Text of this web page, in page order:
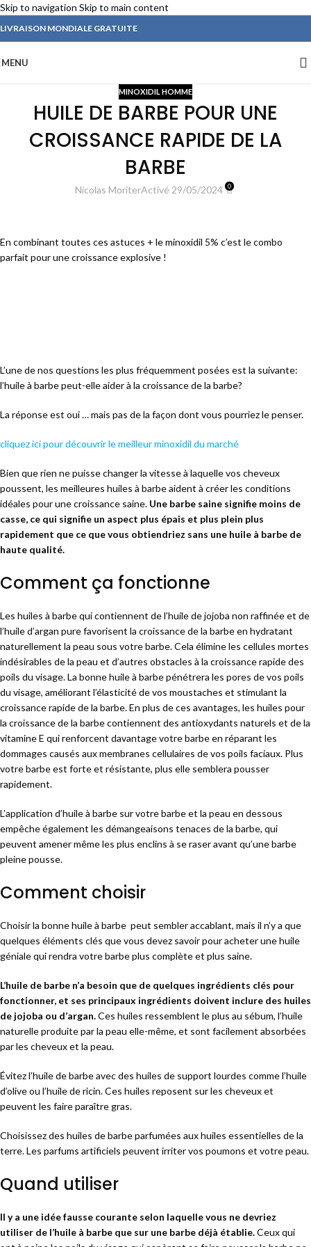
Skip to navigation Skip to main content
LIVRAISON MONDIALE GRATUITE
MENU
MINOXIDIL HOMME
HUILE DE BARBE POUR UNE
CROISSANCE RAPIDE DE LA
BARBE
Nicolas MoriterActivé 29/05/2024 0
En combinant toutes ces astuces + le minoxidil 5% c’est le combo
parfait pour une croissance explosive !
L’une de nos questions les plus fréquemment posées est la suivante:
l’huile à barbe peut-elle aider à la croissance de la barbe?
La réponse est oui … mais pas de la façon dont vous pourriez le penser.
cliquez ici pour découvrir le meilleur minoxidil du marché
Bien que rien ne puisse changer la vitesse à laquelle vos cheveux
poussent, les meilleures huiles à barbe aident à créer les conditions
idéales pour une croissance saine. Une barbe saine signifie moins de
casse, ce qui signifie un aspect plus épais et plus plein plus
rapidement que ce que vous obtiendriez sans une huile à barbe de
haute qualité.
Comment ça fonctionne
Les huiles à barbe qui contiennent de l’huile de jojoba non raffinée et de
l’huile d’argan pure favorisent la croissance de la barbe en hydratant
naturellement la peau sous votre barbe. Cela élimine les cellules mortes
indésirables de la peau et d’autres obstacles à la croissance rapide des
poils du visage. La bonne huile à barbe pénétrera les pores de vos poils
du visage, améliorant l’élasticité de vos moustaches et stimulant la
croissance rapide de la barbe. En plus de ces avantages, les huiles pour
la croissance de la barbe contiennent des antioxydants naturels et de la
vitamine E qui renforcent davantage votre barbe en réparant les
dommages causés aux membranes cellulaires de vos poils faciaux. Plus
votre barbe est forte et résistante, plus elle semblera pousser
rapidement.
L’application d’huile à barbe sur votre barbe et la peau en dessous
empêche également les démangeaisons tenaces de la barbe, qui
peuvent amener même les plus enclins à se raser avant qu’une barbe
pleine pousse.
Comment choisir
Choisir la bonne huile à barbe peut sembler accablant, mais il n’y a que
quelques éléments clés que vous devez savoir pour acheter une huile
géniale qui rendra votre barbe plus complète et plus saine.
L’huile de barbe n’a besoin que de quelques ingrédients clés pour
fonctionner, et ses principaux ingrédients doivent inclure des huiles
de jojoba ou d’argan.Ces huiles ressemblent le plus au sébum, l’huile
naturelle produite par la peau elle-même, et sont facilement absorbées
par les cheveux et la peau.
Évitez l’huile de barbe avec des huiles de support lourdes comme l’huile
d’olive ou l’huile de ricin. Ces huiles reposent sur les cheveux et
peuvent les faire paraître gras.
Choisissez des huiles de barbe parfumées aux huiles essentielles de la
terre. Les parfums artificiels peuvent irriter vos poumons et votre peau.
Quand utiliser
Il y a une idée fausse courante selon laquelle vous ne devriez
utiliser de l’huile à barbe que sur une barbe déjà établie.Ceux qui